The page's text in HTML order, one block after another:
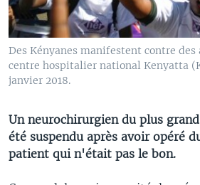
Des Kényanes manifestent contre
centre hospitalier national Kenyatta
janvier 2018.
Un neurochirurgien du plus
été suspendu après avoir opéré
patient qui n'était pas le bon.